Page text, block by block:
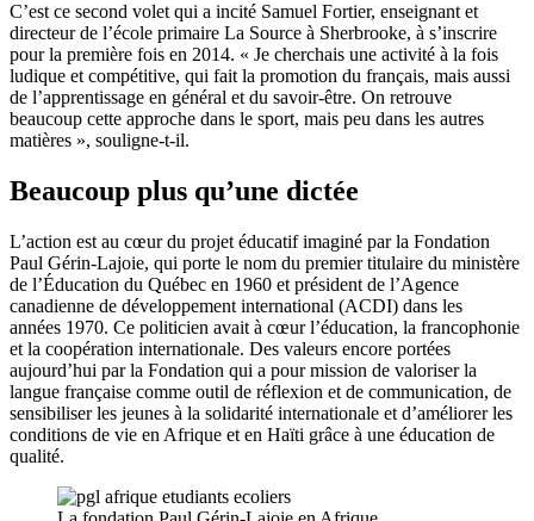
C’est ce second volet qui a incité Samuel Fortier, enseignant et
directeur de l’école primaire La Source à Sherbrooke, à s’inscrire
pour la première fois en 2014. « Je cherchais une activité à la fois
ludique et compétitive, qui fait la promotion du français, mais aussi
de l’apprentissage en général et du savoir-être. On retrouve
beaucoup cette approche dans le sport, mais peu dans les autres
matières », souligne-t-il.
Beaucoup plus qu’une dictée
L’action est au cœur du projet éducatif imaginé par la Fondation
Paul Gérin-Lajoie, qui porte le nom du premier titulaire du ministère
de l’Éducation du Québec en 1960 et président de l’Agence
canadienne de développement international (ACDI) dans les
années 1970. Ce politicien avait à cœur l’éducation, la francophonie
et la coopération internationale. Des valeurs encore portées
aujourd’hui par la Fondation qui a pour mission de valoriser la
langue française comme outil de réflexion et de communication, de
sensibiliser les jeunes à la solidarité internationale et d’améliorer les
conditions de vie en Afrique et en Haïti grâce à une éducation de
qualité.